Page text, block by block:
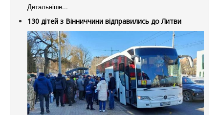
Детальніше...
130 дітей з Вінниччини відправились до Литви